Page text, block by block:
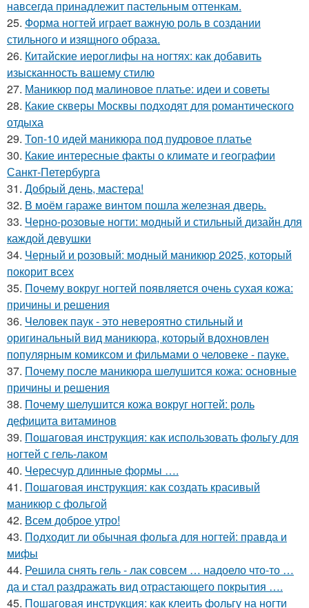
навсегда принадлежит пастельным оттенкам.
25. Форма ногтей играет важную роль в создании
стильного и изящного образа.
26. Китайские иероглифы на ногтях: как добавить
изысканность вашему стилю
27. Маникюр под малиновое платье: идеи и советы
28. Какие скверы Москвы подходят для романтического
отдыха
29. Топ-10 идей маникюра под пудровое платье
30. Какие интересные факты о климате и географии
Санкт-Петербурга
31. Добрый день, мастера!
32. В моём гараже винтом пошла железная дверь.
33. Черно-розовые ногти: модный и стильный дизайн для
каждой девушки
34. Черный и розовый: модный маникюр 2025, который
покорит всех
35. Почему вокруг ногтей появляется очень сухая кожа:
причины и решения
36. Человек паук - это невероятно стильный и
оригинальный вид маникюра, который вдохновлен
популярным комиксом и фильмами о человеке - пауке.
37. Почему после маникюра шелушится кожа: основные
причины и решения
38. Почему шелушится кожа вокруг ногтей: роль
дефицита витаминов
39. Пошаговая инструкция: как использовать фольгу для
ногтей с гель-лаком
40. Чересчур длинные формы ….
41. Пошаговая инструкция: как создать красивый
маникюр с фольгой
42. Всем доброе утро!
43. Подходит ли обычная фольга для ногтей: правда и
мифы
44. Решила снять гель - лак совсем … надоело что-то …
да и стал раздражать вид отрастающего покрытия ….
45. Пошаговая инструкция: как клеить фольгу на ногти